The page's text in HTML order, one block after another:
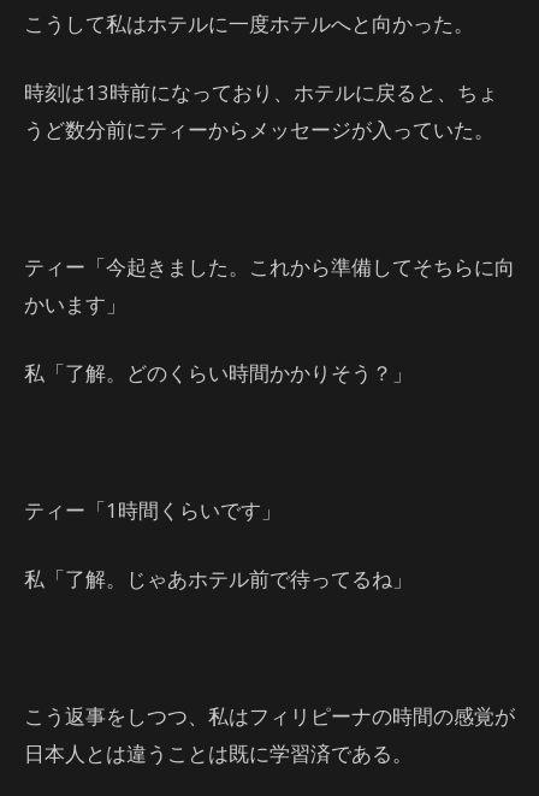
こうして私はホテルに一度ホテルへと向かった。
時刻は13時前になっており、ホテルに戻ると、ちょ
うど数分前にティーからメッセージが入っていた。
ティー「今起きました。これから準備してそちらに向
かいます」
私「了解。どのくらい時間かかりそう？」
ティー「1時間くらいです」
私「了解。じゃあホテル前で待ってるね」
こう返事をしつつ、私はフィリピーナの時間の感覚が
日本人とは違うことは既に学習済である。